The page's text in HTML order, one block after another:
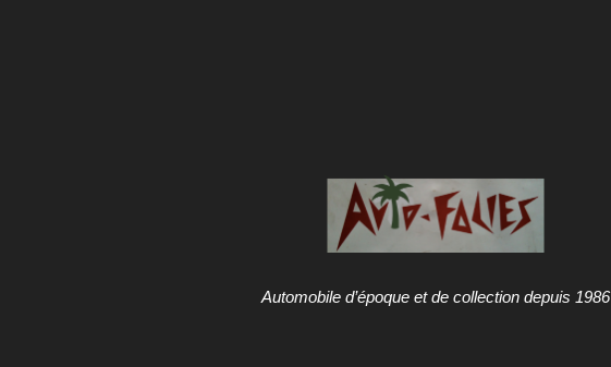
Automobile d’époque et de collection depuis 1986